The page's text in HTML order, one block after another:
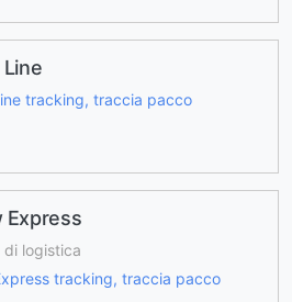
tracking, traccia pacco
Express
di logistica
tracking, traccia pacco